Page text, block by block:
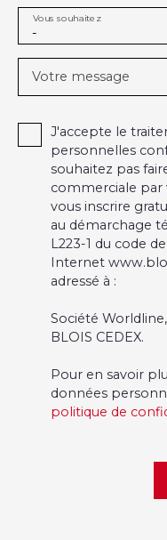
-
Vous souhaitez
Votre message
J'accepte le
personnelles
souhaitez pas
commerciale par
vous inscrire
au démarchage
L223-1 du code
Internet
adressé à :
Société Worldline,
BLOIS CEDEX.
Pour en savoir
données
politique de